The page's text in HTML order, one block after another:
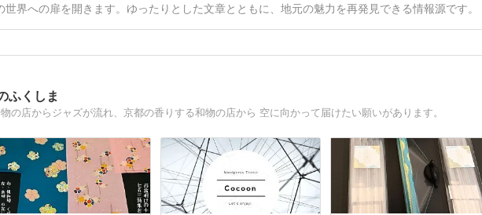
界への扉を開きます。ゆったりとした文章とともに、地元の魅力を再発見できる情報源です。
ふくしま
の店からジャズが流れ、京都の香りする和物の店から 空に向かって届けたい願いがあります。